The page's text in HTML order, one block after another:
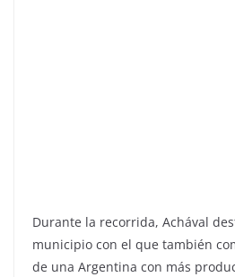
Durante la recorrida, Achával
municipio con el que también
de una Argentina con más